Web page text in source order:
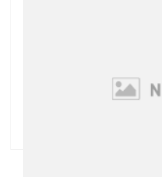
るのがプレオープンら